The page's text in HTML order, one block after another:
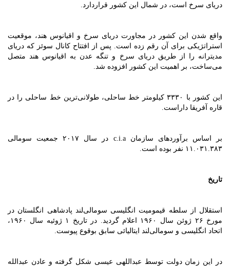
دریای سرخ است، در شمال این کشور قراردارد.
واقع‏ شدن این کشور در مجاورت دریای سرخ و اقیانوس هند، موقعیت
استراتژیکی برای آن رقم زده است. پس از افتتاح کانال سوئز که دریای
مدیترانه را از طریق دریای سرخ و تنگه عدن به اقیانوس هند متصل‏
می‏‌ساخت، بر اهمیت این کشور افزوده شد.
این کشور با ۳۳۳۰ کیلومتر خط ساحلی، طولانی‏‌ترین خط ساحلی را در
قاره آفریقا داراست.
بر اساس برآوردهای سازمان c.i.a در سال ۲۰۱۷ جمعیت سومالی
۱۱.۰۳۱.۳۸۳ نفر بوده است.
تاریخ
استقلال از سلطه قیمومیت انگلیسی سومالی‌لند پادشاهی انگلستان در
مورخ ۲۶ ژوئن سال ۱۹۶۰ اعلام گردید. در تاریخ ۱ ژوئیه سال ۱۹۶۰،
اتحاد انگلیسی و سومالی‌لند ایتالیائی سابق بوقوع پیوست.
در این زمان دولت توسط عبداللهی عیسی شکل گرفته و عادن عبدالله